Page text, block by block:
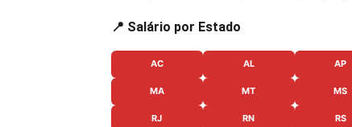
📍 Salário por Estado
AC AL AP
MA MT MS
RJ RN RS